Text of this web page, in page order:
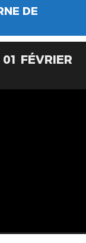
DE
FÉVRIER